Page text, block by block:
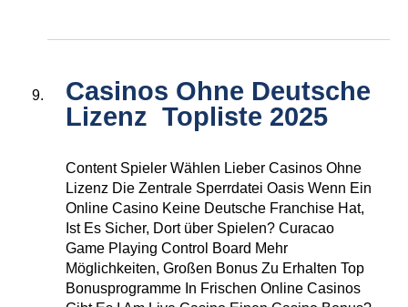
Casinos Ohne Deutsche
Lizenz ️ Topliste 2025
Content Spieler Wählen Lieber Casinos Ohne
Lizenz Die Zentrale Sperrdatei Oasis Wenn Ein
Online Casino Keine Deutsche Franchise Hat,
Ist Es Sicher, Dort über Spielen? Curacao
Game Playing Control Board Mehr
Möglichkeiten, Großen Bonus Zu Erhalten Top
Bonusprogramme In Frischen Online Casinos